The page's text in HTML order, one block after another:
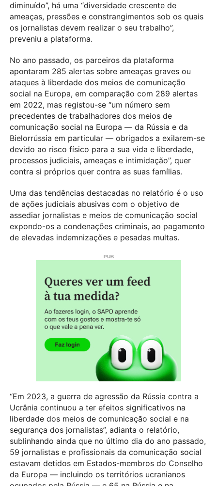
diminuído”, há uma “diversidade crescente de
ameaças, pressões e constrangimentos sob os quais
os jornalistas devem realizar o seu trabalho”,
preveniu a plataforma.
No ano passado, os parceiros da plataforma
apontaram 285 alertas sobre ameaças graves ou
ataques à liberdade dos meios de comunicação
social na Europa, em comparação com 289 alertas
em 2022, mas registou-se “um número sem
precedentes de trabalhadores dos meios de
comunicação social na Europa — da Rússia e da
Bielorrússia em particular — obrigados a exilarem-se
devido ao risco físico para a sua vida e liberdade,
processos judiciais, ameaças e intimidação”, quer
contra si próprios quer contra as suas famílias.
Uma das tendências destacadas no relatório é o uso
de ações judiciais abusivas com o objetivo de
assediar jornalistas e meios de comunicação social
expondo-os a condenações criminais, ao pagamento
de elevadas indemnizações e pesadas multas.
“Em 2023, a guerra de agressão da Rússia contra a
Ucrânia continuou a ter efeitos significativos na
liberdade dos meios de comunicação social e na
segurança dos jornalistas”, adianta o relatório,
sublinhando ainda que no último dia do ano passado,
59 jornalistas e profissionais da comunicação social
estavam detidos em Estados-membros do Conselho
da Europa — incluindo os territórios ucranianos